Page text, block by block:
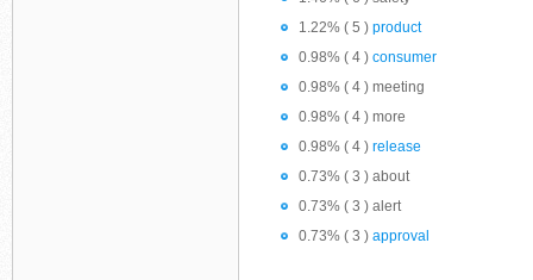
1.22% ( 5 ) product
0.98% ( 4 ) consumer
0.98% ( 4 ) meeting
0.98% ( 4 ) more
0.98% ( 4 ) release
0.73% ( 3 ) about
0.73% ( 3 ) alert
0.73% ( 3 ) approval